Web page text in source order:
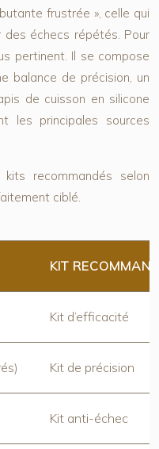
frustrée », celle qui
échecs répétés. Pour
pertinent. Il se compose
balance de précision, un
de cuisson en silicone
les principales sources
recommandés selon
ciblé.
KIT
Kit d’efficacité
Kit de précision
Kit anti-échec